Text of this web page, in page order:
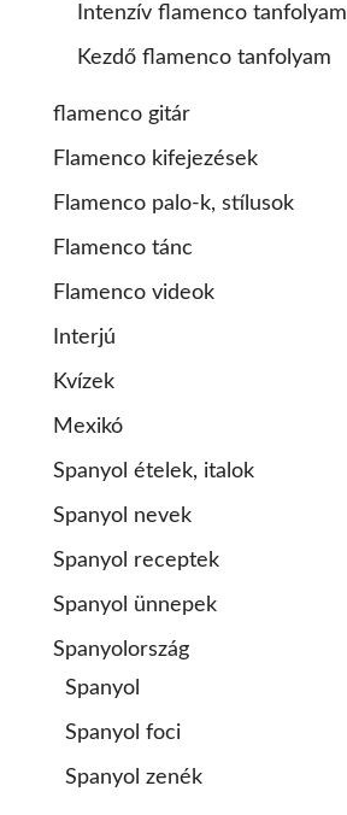
Intenzív flamenco tanfolyam
Kezdő flamenco tanfolyam
flamenco gitár
Flamenco kifejezések
Flamenco palo-k, stílusok
Flamenco tánc
Flamenco videok
Interjú
Kvízek
Mexikó
Spanyol ételek, italok
Spanyol nevek
Spanyol receptek
Spanyol ünnepek
Spanyolország
Spanyol
Spanyol foci
Spanyol zenék